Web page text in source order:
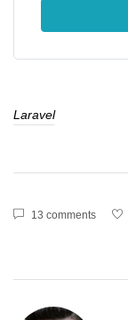
Laravel
13 comments